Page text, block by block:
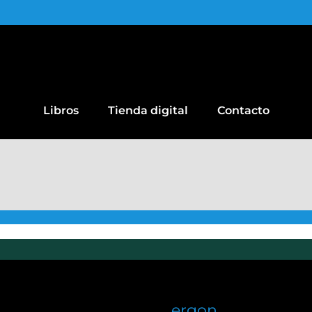
Libros Tienda digital Contacto